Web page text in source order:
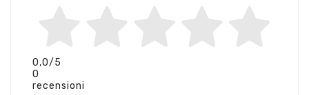
0,0/5
0
recensioni